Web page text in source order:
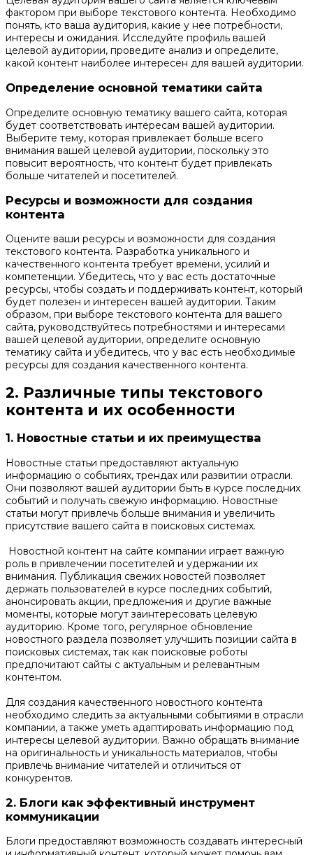
фактором при выборе текстового контента. Необходимо
понять, кто ваша аудитория, какие у нее потребности,
интересы и ожидания. Исследуйте профиль вашей
целевой аудитории, проведите анализ и определите,
какой контент наиболее интересен для вашей аудитории.
Определение основной тематики сайта
Определите основную тематику вашего сайта, которая
будет соответствовать интересам вашей аудитории.
Выберите тему, которая привлекает больше всего
внимания вашей целевой аудитории, поскольку это
повысит вероятность, что контент будет привлекать
больше читателей и посетителей.
Ресурсы и возможности для создания
контента
Оцените ваши ресурсы и возможности для создания
текстового контента. Разработка уникального и
качественного контента требует времени, усилий и
компетенции. Убедитесь, что у вас есть достаточные
ресурсы, чтобы создать и поддерживать контент, который
будет полезен и интересен вашей аудитории. Таким
образом, при выборе текстового контента для вашего
сайта, руководствуйтесь потребностями и интересами
вашей целевой аудитории, определите основную
тематику сайта и убедитесь, что у вас есть необходимые
ресурсы для создания качественного контента.
2. Различные типы текстового
контента и их особенности
1. Новостные статьи и их преимущества
Новостные статьи предоставляют актуальную
информацию о событиях, трендах или развитии отрасли.
Они позволяют вашей аудитории быть в курсе последних
событий и получать свежую информацию. Новостные
статьи могут привлечь больше внимания и увеличить
присутствие вашего сайта в поисковых системах.
Новостной контент на сайте компании играет важную
роль в привлечении посетителей и удержании их
внимания. Публикация свежих новостей позволяет
держать пользователей в курсе последних событий,
анонсировать акции, предложения и другие важные
моменты, которые могут заинтересовать целевую
аудиторию. Кроме того, регулярное обновление
новостного раздела позволяет улучшить позиции сайта в
поисковых системах, так как поисковые роботы
предпочитают сайты с актуальным и релевантным
контентом.
Для создания качественного новостного контента
необходимо следить за актуальными событиями в отрасли
компании, а также уметь адаптировать информацию под
интересы целевой аудитории. Важно обращать внимание
на оригинальность и уникальность материалов, чтобы
привлечь внимание читателей и отличиться от
конкурентов.
2. Блоги как эффективный инструмент
коммуникации
Блоги предоставляют возможность создавать интересный